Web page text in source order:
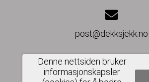
post@dekksjekk.no
Denne nettsiden bruker
informasjonskapsler